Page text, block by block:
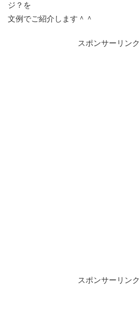
ジ？を
文例でご紹介します＾＾
スポンサーリンク
スポンサーリンク